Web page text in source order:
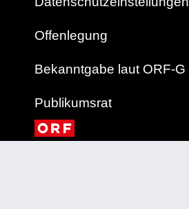
Offenlegung
Bekanntgabe laut ORF-G
Publikumsrat